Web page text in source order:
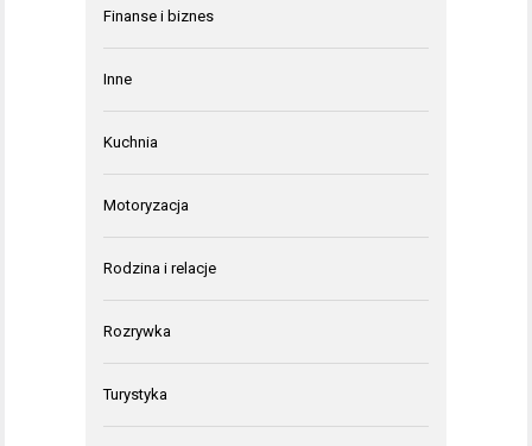
Finanse i biznes
Inne
Kuchnia
Motoryzacja
Rodzina i relacje
Rozrywka
Turystyka